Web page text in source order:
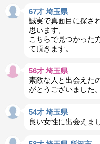
67才 埼玉県
誠実で真面目に探さ
思います。
こちらで見つかった
て頂きます。
56才 埼玉県
素敵な人と出会えた
がとうございました。
54才 埼玉県
良い女性に出会えまし